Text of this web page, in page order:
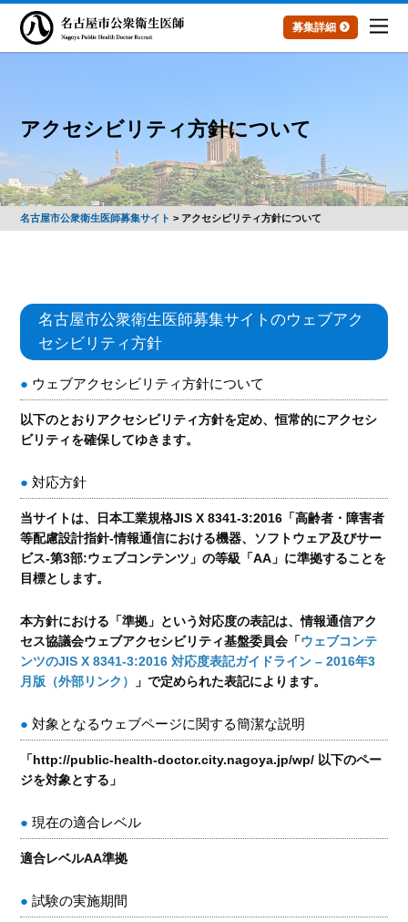
募集詳細
アクセシビリティ方針について
名古屋市公衆衛生医師募集サイト > アクセシビリティ方針について
名古屋市公衆衛生医師募集サイトのウェブアク
セシビリティ方針
ウェブアクセシビリティ方針について
以下のとおりアクセシビリティ方針を定め、恒常的にアクセシ
ビリティを確保してゆきます。
対応方針
当サイトは、日本工業規格JIS X 8341-3:2016「高齢者・障害者
等配慮設計指針-情報通信における機器、ソフトウェア及びサー
ビス-第3部:ウェブコンテンツ」の等級「AA」に準拠することを
目標とします。
本方針における「準拠」という対応度の表記は、情報通信アク
セス協議会ウェブアクセシビリティ基盤委員会「ウェブコンテ
ンツのJIS X 8341-3:2016 対応度表記ガイドライン – 2016年3
月版（外部リンク）
」で定められた表記によります。
対象となるウェブページに関する簡潔な説明
「http://public-health-doctor.city.nagoya.jp/wp/ 以下のペー
ジを対象とする」
現在の適合レベル
適合レベルAA準拠
試験の実施期間